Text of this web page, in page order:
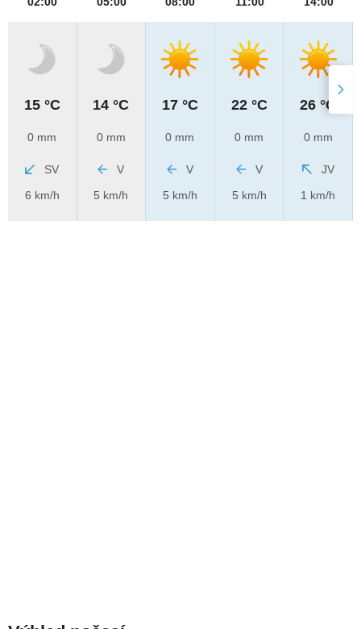
15 °C
0 mm
SV
6 km/h
14 °C
0 mm
V
5 km/h
17 °C
0 mm
V
5 km/h
22 °C
0 mm
V
5 km/h
26 °C
0 mm
JV
1 km/h